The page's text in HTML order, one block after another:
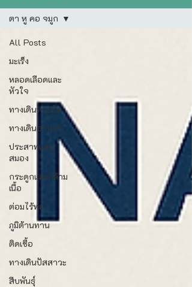
All Posts
มะเร็ง
หลอดเลือดและ
หัวใจ
ทางเดินหายใจ
ทางเดินอาหาร
ประสาทและ
สมอง
กระดูกและกล้าม
เนื้อ
ต่อมไร้ท่อ
ภูมิต้านทาน
ติดเชื้อ
ทางเดินปัสสาวะ
สืบพันธุ์
ตา หู คอ จมูก